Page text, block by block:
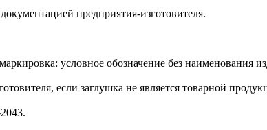
предприятия-изготовителя.
условное обозначение без наименования
если заглушка не является товарной